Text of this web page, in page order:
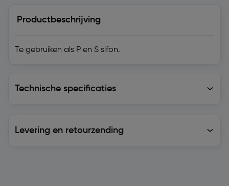
Productbeschrijving
Te gebruiken als P en S sifon.
Technische specificaties
Levering en retourzending